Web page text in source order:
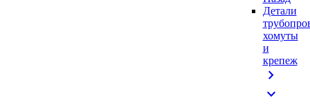
Детали
хомуты
и
крепеж
chevron_right
expand_more